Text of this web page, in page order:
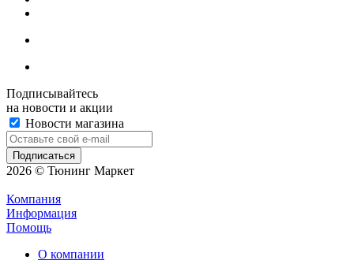
Подписывайтесь
на новости и акции
Новости магазина
2026 © Тюнинг Маркет
Компания
Информация
Помощь
О компании